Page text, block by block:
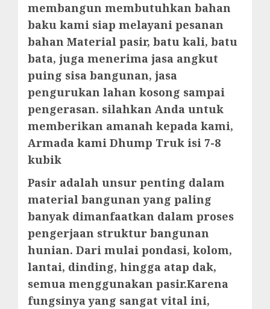
membangun membutuhkan bahan
baku kami siap melayani pesanan
bahan Material pasir, batu kali, batu
bata, juga menerima jasa angkut
puing sisa bangunan, jasa
pengurukan lahan kosong sampai
pengerasan. silahkan Anda untuk
memberikan amanah kepada kami,
Armada kami Dhump Truk isi 7-8
kubik
Pasir adalah unsur penting dalam
material bangunan yang paling
banyak dimanfaatkan dalam proses
pengerjaan struktur bangunan
hunian. Dari mulai pondasi, kolom,
lantai, dinding, hingga atap dak,
semua menggunakan pasir.Karena
fungsinya yang sangat vital ini,